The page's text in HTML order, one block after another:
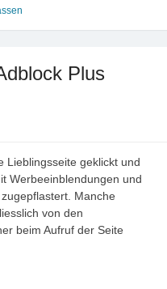
Plus
Lieblingsseite geklickt und
Werbeeinblendungen und
Manche
von den
beim Aufruf der Seite